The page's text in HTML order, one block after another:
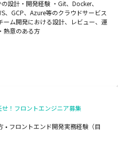
設計・開発経験 ・Git、Docker、
、GCP、Azure等のクラウドサービス
ーム開発における設計、レビュー、運
熱意のある方
せ！フロントエンジニア募集
フロントエンド開発実務経験（目